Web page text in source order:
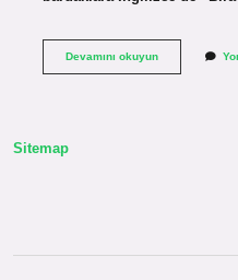
Devamını okuyunArjantin
Sitemap